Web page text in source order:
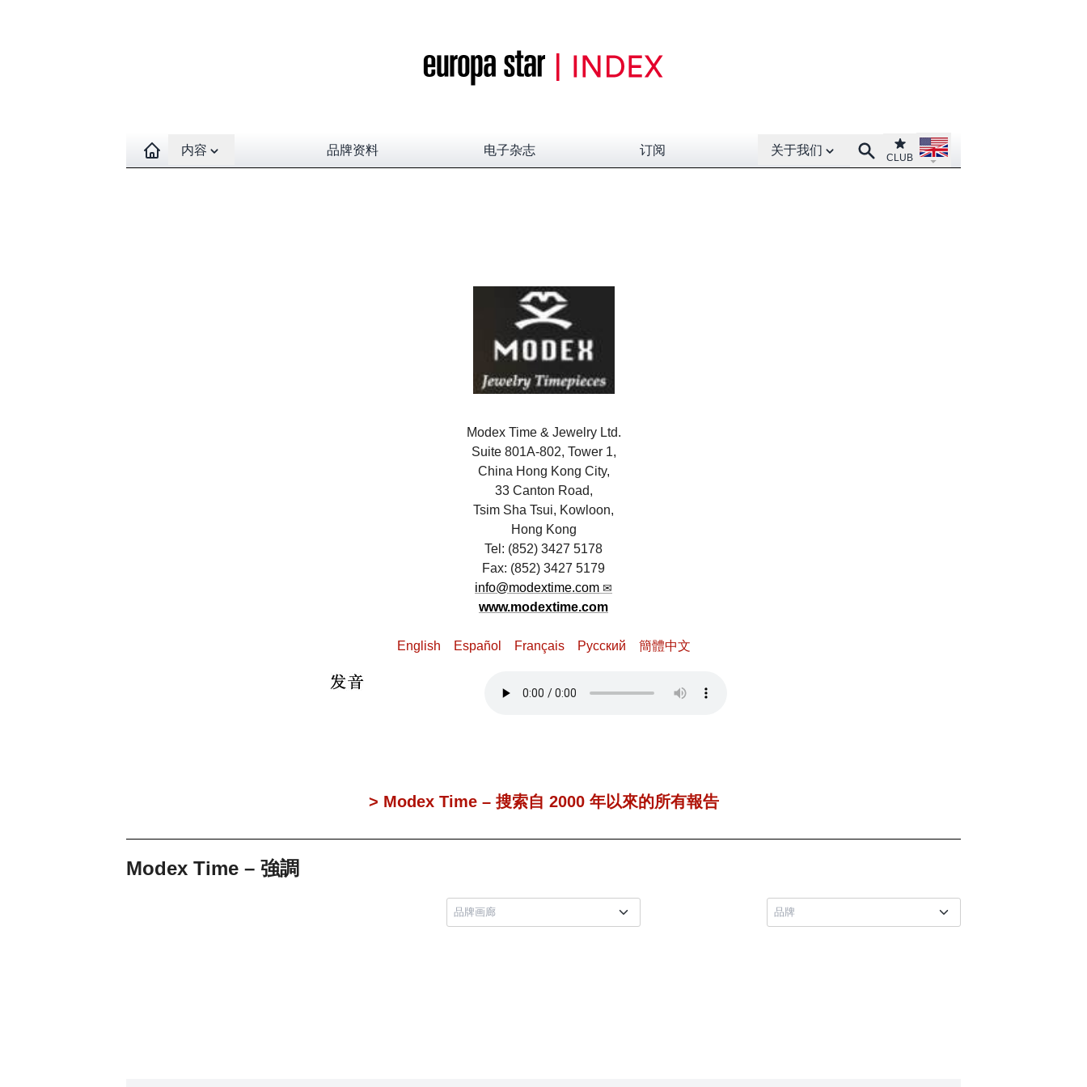
Open contents menu
内容 品牌资料 电子杂志 订阅
Open About menu
关于我们 SearchClub
CLUB
Open language menu
Modex Time & Jewelry Ltd.
Suite 801A-802, Tower 1,
China Hong Kong City,
33 Canton Road,
Tsim Sha Tsui, Kowloon,
Hong Kong
Tel: (852) 3427 5178
Fax: (852) 3427 5179
info@modextime.com
www.modextime.com
English Español Français Pусский 簡體中文
> Modex Time – 搜索自 2000 年以來的所有報告
Modex Time – 強調